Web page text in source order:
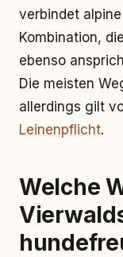
verbindet
Kombination,
ebenso
Die meisten
allerdings gilt
Leinenpflicht.
Welche